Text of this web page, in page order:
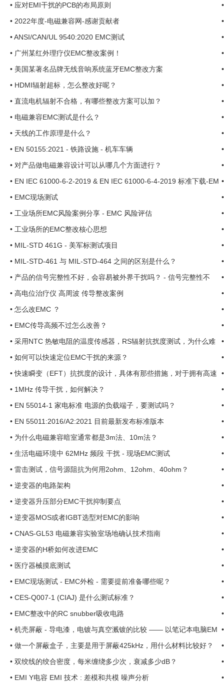
• 应对EMI干扰的PCB的布局原则
• 2022年度-电磁兼容网-感谢贡献者
•ANSI/CAN/UL 9540:2020 EMC测试
• 广州某红外理疗仪EMC整改案例！
• 美国某著名品牌无线音响系统蓝牙EMC整改方案
• HDMI辐射超标，怎么整改好呢？
• 直流电机辐射不合格，有哪些整改方案可以加？
• 电磁兼容EMC测试是什么？
• 天线的工作原理是什么？
• EN 50155:2021 - 铁路设施 - 机车车辆
• 对产品做电磁兼容设计可以从哪几个方面进行？
• EN IEC 61000-6-2-2019 & EN IEC 61000-6-4-2019 标准下载-EM
C现场测试-EMC现场整改 ...
• EMC现场测试
• 工业场所EMC风险案例分享 - EMC 风险评估
• 工业场所的EMC整改核心思想
• MIL-STD 461G - 美军标测试项目
• MIL-STD-461 与 MIL-STD-464 之间的区别是什么？
• 产品的信号完整性不好，会容易被外界干扰吗？ - 信号完整性不
好，EMC好过吗？ ...
• 高电位治疗仪 高周波 传导整改案例
• 怎么改EMC ？
• EMC传导高频不过怎么改善？
• 采用NTC 热敏电阻的温度传感器，RS辐射抗扰度测试，为什么难
合格呢？ ...
• 如何可以快速定位EMC干扰的来源？
•快速瞬变（EFT）抗扰度的设计，具体有那些措施，对于拥有高速
信号的数字电路产品 ...
• 1MHz 传导干扰，如何解决？
• EN 55014-1 家电标准 电源的负载端子，要测试吗？
• EN 55011:2016/A2:2021 目前最新发布标准版本
• 为什么电磁兼容暗室通常都是3m法、10m法？
• 生活电磁环境中 62MHz 频段 干扰 - 现场EMC测试
• 雷击测试，信号源阻抗为何用2ohm、12ohm、40ohm？
• 逆变器的电路架构
• 逆变器升压部分EMC干扰抑制要点
• 逆变器MOS或者IGBT选型对EMC的影响
• CNAS-GL53 电磁兼容实验室场地确认技术指南
• 逆变器的H桥如何改进EMC
• 医疗器械摸底测试
• EMC现场测试 - EMC外检 - 需要提前准备哪些呢？
• CES-Q007-1 (CIAJ) 是什么测试标准？
• EMC整改中的RC snubber吸收电路
• 机壳屏蔽 - 导电漆，电镀与真空溅镀的比较 —— 以笔记本电脑EM
C整改案例 ... ...
• 做一个屏蔽盒子，主要是用于屏蔽425kHz，用什么材料比较好？
...
• 双绞线的绞合密度，每米缠绕多少次，衰减多少dB？
• EMI Y电容 EMI 技术 : 差模和共模 噪声分析